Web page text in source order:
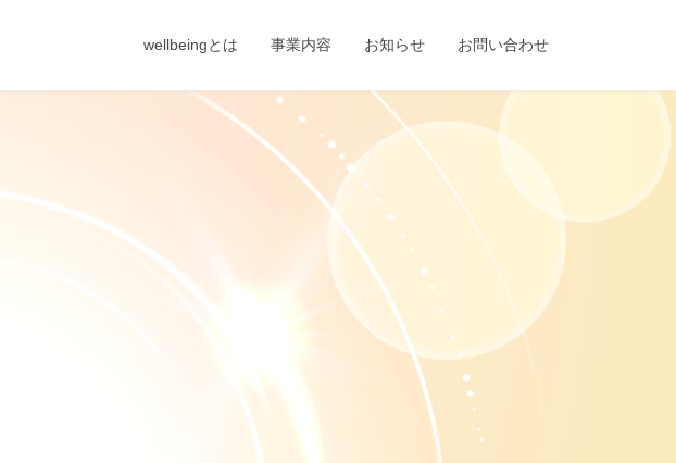
wellbeingとは 事業内容 お知らせ お問い合わせ